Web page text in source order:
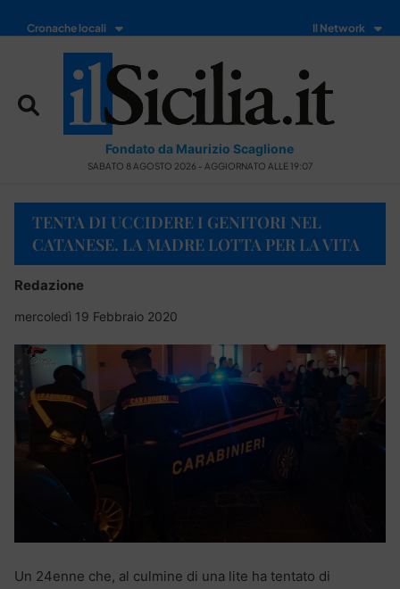
Cronache locali Il Network
Fondato da Maurizio Scaglione
SABATO 8 AGOSTO 2026 - AGGIORNATO ALLE 19:07
TENTA DI UCCIDERE I GENITORI NEL
CATANESE. LA MADRE LOTTA PER LA VITA
Redazione
mercoledì 19 Febbraio 2020
Un 24enne che, al culmine di una lite ha tentato di